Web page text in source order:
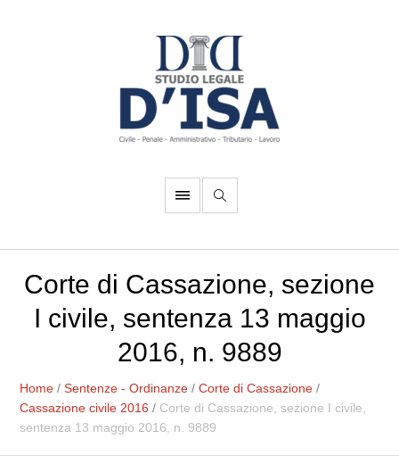
Corte di Cassazione, sezione
I civile, sentenza 13 maggio
2016, n. 9889
Home /Sentenze - Ordinanze /Corte di Cassazione /
Cassazione civile 2016 / Corte di Cassazione, sezione I civile,
sentenza 13 maggio 2016, n. 9889